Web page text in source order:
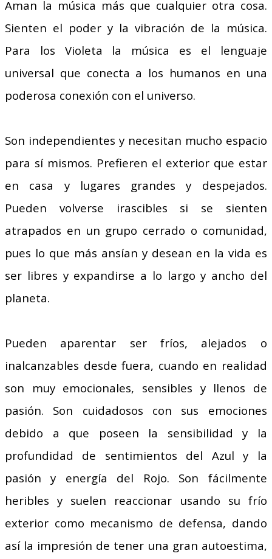
Aman la música más que cualquier otra cosa.
Sienten el poder y la vibración de la música.
Para los Violeta la música es el lenguaje
universal que conecta a los humanos en una
poderosa conexión con el universo.
Son independientes y necesitan mucho espacio
para sí mismos. Prefieren el exterior que estar
en casa y lugares grandes y despejados.
Pueden volverse irascibles si se sienten
atrapados en un grupo cerrado o comunidad,
pues lo que más ansían y desean en la vida es
ser libres y expandirse a lo largo y ancho del
planeta.
Pueden aparentar ser fríos, alejados o
inalcanzables desde fuera, cuando en realidad
son muy emocionales, sensibles y llenos de
pasión. Son cuidadosos con sus emociones
debido a que poseen la sensibilidad y la
profundidad de sentimientos del Azul y la
pasión y energía del Rojo. Son fácilmente
heribles y suelen reaccionar usando su frío
exterior como mecanismo de defensa, dando
así la impresión de tener una gran autoestima,